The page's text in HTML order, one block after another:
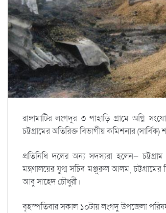
রাঙ্গামাটির লংগদুর ৩ পাহাড়ি গ্রামে অগ্নি
চট্টগ্রামের অতিরিক্ত বিভাগীয় কমিশনার
প্রতিনিধি দলের অন্য সদস্যরা হলেন—
মন্ত্রণালয়ের যুগ্ম সচিব মঞ্জুরুল আলম,
আবু সাহেদ চৌধুরী।
বৃহস্পতিবার সকাল ১০টায় লংগদু উপজেলা